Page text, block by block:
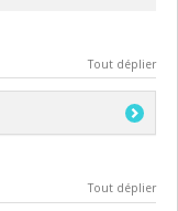
Tout déplier
Tout déplier